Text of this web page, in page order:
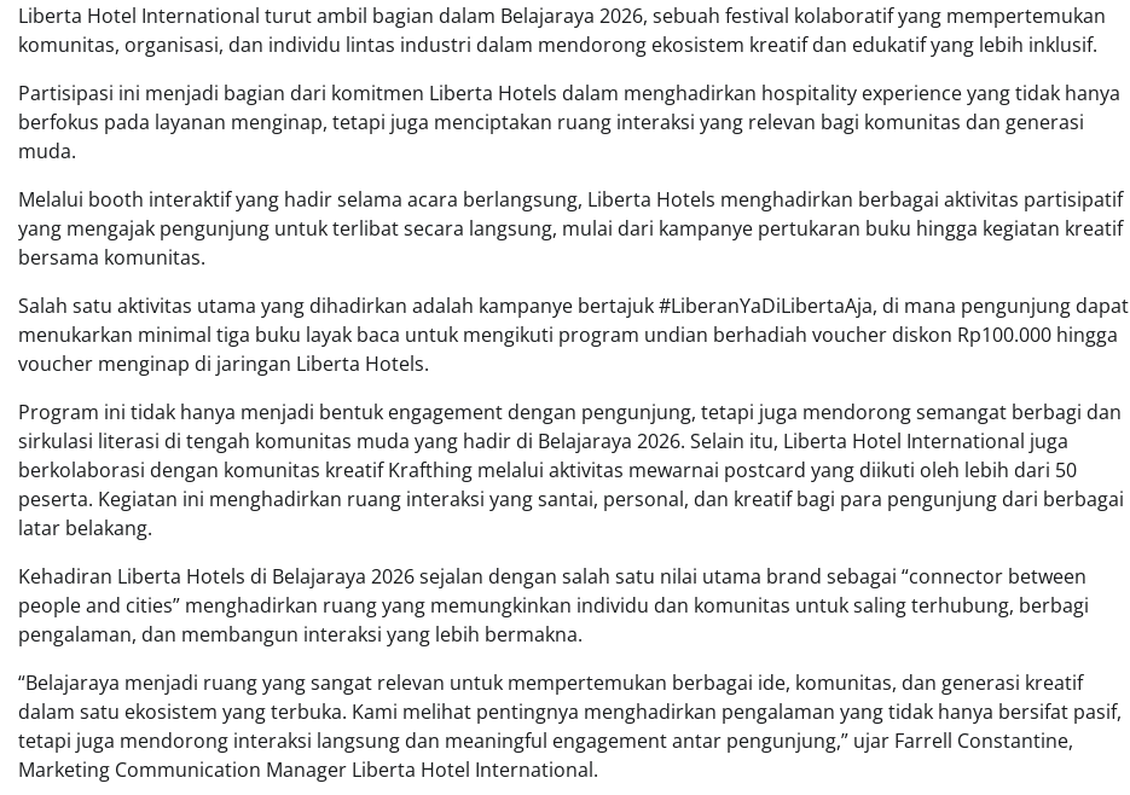
Liberta Hotel International turut ambil bagian dalam Belajaraya 2026, sebuah festival kolaboratif yang mempertemukan
komunitas, organisasi, dan individu lintas industri dalam mendorong ekosistem kreatif dan edukatif yang lebih inklusif.
Partisipasi ini menjadi bagian dari komitmen Liberta Hotels dalam menghadirkan hospitality experience yang tidak hanya
berfokus pada layanan menginap, tetapi juga menciptakan ruang interaksi yang relevan bagi komunitas dan generasi
muda.
Melalui booth interaktif yang hadir selama acara berlangsung, Liberta Hotels menghadirkan berbagai aktivitas partisipatif
yang mengajak pengunjung untuk terlibat secara langsung, mulai dari kampanye pertukaran buku hingga kegiatan kreatif
bersama komunitas.
Salah satu aktivitas utama yang dihadirkan adalah kampanye bertajuk #LiberanYaDiLibertaAja, di mana pengunjung dapat
menukarkan minimal tiga buku layak baca untuk mengikuti program undian berhadiah voucher diskon Rp100.000 hingga
voucher menginap di jaringan Liberta Hotels.
Program ini tidak hanya menjadi bentuk engagement dengan pengunjung, tetapi juga mendorong semangat berbagi dan
sirkulasi literasi di tengah komunitas muda yang hadir di Belajaraya 2026. Selain itu, Liberta Hotel International juga
berkolaborasi dengan komunitas kreatif Krafthing melalui aktivitas mewarnai postcard yang diikuti oleh lebih dari 50
peserta. Kegiatan ini menghadirkan ruang interaksi yang santai, personal, dan kreatif bagi para pengunjung dari berbagai
latar belakang.
Kehadiran Liberta Hotels di Belajaraya 2026 sejalan dengan salah satu nilai utama brand sebagai “connector between
people and cities” menghadirkan ruang yang memungkinkan individu dan komunitas untuk saling terhubung, berbagi
pengalaman, dan membangun interaksi yang lebih bermakna.
“Belajaraya menjadi ruang yang sangat relevan untuk mempertemukan berbagai ide, komunitas, dan generasi kreatif
dalam satu ekosistem yang terbuka. Kami melihat pentingnya menghadirkan pengalaman yang tidak hanya bersifat pasif,
tetapi juga mendorong interaksi langsung dan meaningful engagement antar pengunjung,” ujar Farrell Constantine,
Marketing Communication Manager Liberta Hotel International.